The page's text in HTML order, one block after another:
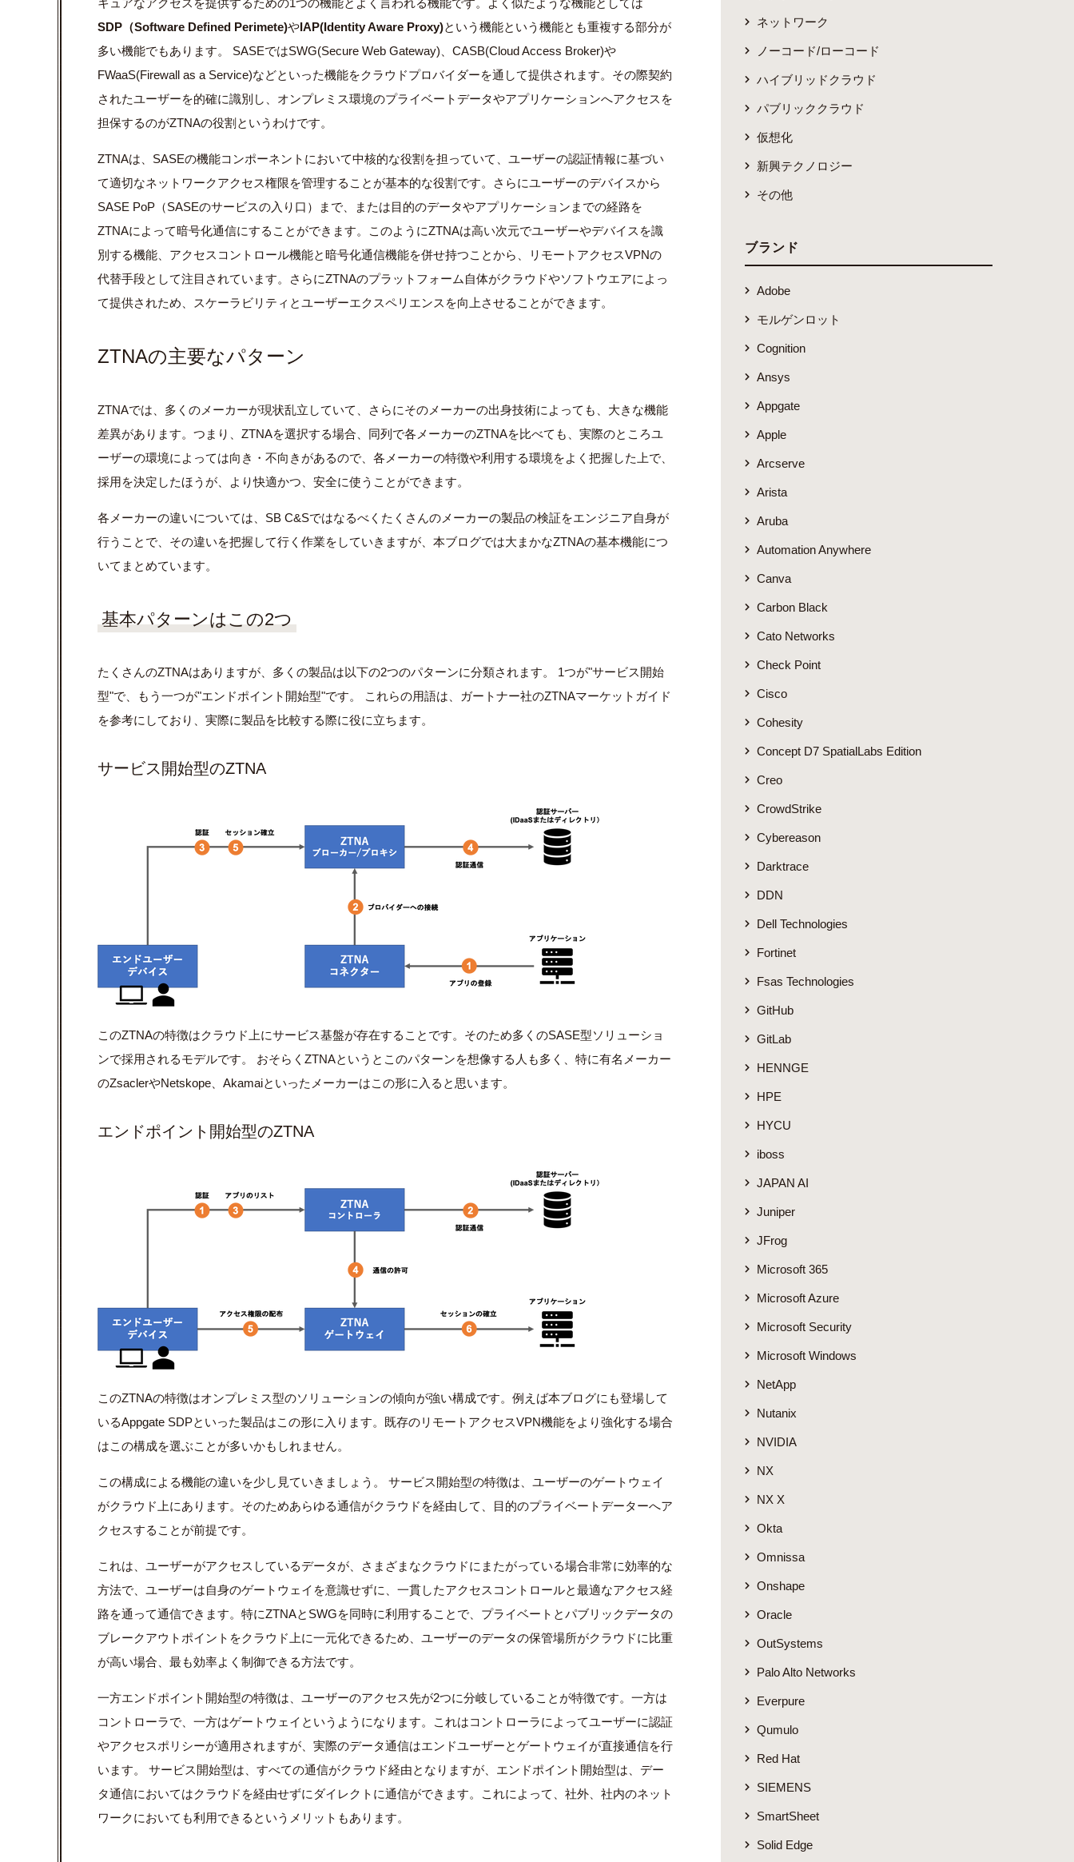
キュアなアクセスを提供するための1つの機能とよく言われる機能です。よく似たような機能としては
SDP（Software Defined Perimete)やIAP(Identity Aware Proxy)という機能という機能とも重複する部分が
多い機能でもあります。 SASEではSWG(Secure Web Gateway)、CASB(Cloud Access Broker)や
FWaaS(Firewall as a Service)などといった機能をクラウドプロバイダーを通して提供されます。その際契約
されたユーザーを的確に識別し、オンプレミス環境のプライベートデータやアプリケーションへアクセスを
担保するのがZTNAの役割というわけです。
ZTNAは、SASEの機能コンポーネントにおいて中核的な役割を担っていて、ユーザーの認証情報に基づい
て適切なネットワークアクセス権限を管理することが基本的な役割です。さらにユーザーのデバイスから
SASE PoP（SASEのサービスの入り口）まで、または目的のデータやアプリケーションまでの経路を
ZTNAによって暗号化通信にすることができます。このようにZTNAは高い次元でユーザーやデバイスを識
別する機能、アクセスコントロール機能と暗号化通信機能を併せ持つことから、リモートアクセスVPNの
代替手段として注目されています。さらにZTNAのプラットフォーム自体がクラウドやソフトウエアによっ
て提供されため、スケーラビリティとユーザーエクスペリエンスを向上させることができます。
ZTNAの主要なパターン
ZTNAでは、多くのメーカーが現状乱立していて、さらにそのメーカーの出身技術によっても、大きな機能
差異があります。つまり、ZTNAを選択する場合、同列で各メーカーのZTNAを比べても、実際のところユ
ーザーの環境によっては向き・不向きがあるので、各メーカーの特徴や利用する環境をよく把握した上で、
採用を決定したほうが、より快適かつ、安全に使うことができます。
各メーカーの違いについては、SB C&Sではなるべくたくさんのメーカーの製品の検証をエンジニア自身が
行うことで、その違いを把握して行く作業をしていきますが、本ブログでは大まかなZTNAの基本機能につ
いてまとめています。
基本パターンはこの2つ
たくさんのZTNAはありますが、多くの製品は以下の2つのパターンに分類されます。 1つが"サービス開始
型"で、もう一つが"エンドポイント開始型"です。 これらの用語は、ガートナー社のZTNAマーケットガイド
を参考にしており、実際に製品を比較する際に役に立ちます。
サービス開始型のZTNA
このZTNAの特徴はクラウド上にサービス基盤が存在することです。そのため多くのSASE型ソリューショ
ンで採用されるモデルです。 おそらくZTNAというとこのパターンを想像する人も多く、特に有名メーカー
のZsaclerやNetskope、Akamaiといったメーカーはこの形に入ると思います。
エンドポイント開始型のZTNA
このZTNAの特徴はオンプレミス型のソリューションの傾向が強い構成です。例えば本ブログにも登場して
いるAppgate SDPといった製品はこの形に入ります。既存のリモートアクセスVPN機能をより強化する場合
はこの構成を選ぶことが多いかもしれません。
この構成による機能の違いを少し見ていきましょう。 サービス開始型の特徴は、ユーザーのゲートウェイ
がクラウド上にあります。そのためあらゆる通信がクラウドを経由して、目的のプライベートデーターへア
クセスすることが前提です。
これは、ユーザーがアクセスしているデータが、さまざまなクラウドにまたがっている場合非常に効率的な
方法で、ユーザーは自身のゲートウェイを意識せずに、一貫したアクセスコントロールと最適なアクセス経
路を通って通信できます。特にZTNAとSWGを同時に利用することで、プライベートとパブリックデータの
ブレークアウトポイントをクラウド上に一元化できるため、ユーザーのデータの保管場所がクラウドに比重
が高い場合、最も効率よく制御できる方法です。
一方エンドポイント開始型の特徴は、ユーザーのアクセス先が2つに分岐していることが特徴です。一方は
コントローラで、一方はゲートウェイというようになります。これはコントローラによってユーザーに認証
やアクセスポリシーが適用されますが、実際のデータ通信はエンドユーザーとゲートウェイが直接通信を行
います。 サービス開始型は、すべての通信がクラウド経由となりますが、エンドポイント開始型は、デー
タ通信においてはクラウドを経由せずにダイレクトに通信ができます。これによって、社外、社内のネット
ワークにおいても利用できるというメリットもあります。
ネットワーク
ノーコード/ローコード
ハイブリッドクラウド
パブリッククラウド
仮想化
新興テクノロジー
その他
ブランド
Adobe
モルゲンロット
Cognition
Ansys
Appgate
Apple
Arcserve
Arista
Aruba
Automation Anywhere
Canva
Carbon Black
Cato Networks
Check Point
Cisco
Cohesity
Concept D7 SpatialLabs Edition
Creo
CrowdStrike
Cybereason
Darktrace
DDN
Dell Technologies
Fortinet
Fsas Technologies
GitHub
GitLab
HENNGE
HPE
HYCU
iboss
JAPAN AI
Juniper
JFrog
Microsoft 365
Microsoft Azure
Microsoft Security
Microsoft Windows
NetApp
Nutanix
NVIDIA
NX
NX X
Okta
Omnissa
Onshape
Oracle
OutSystems
Palo Alto Networks
Everpure
Qumulo
Red Hat
SIEMENS
SmartSheet
Solid Edge